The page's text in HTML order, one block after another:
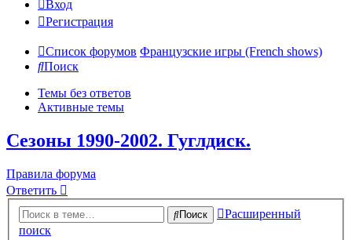
Вход
Регистрация
Список форумов Французские игры (French shows)
Поиск
Темы без ответов
Активные темы
Сезоны 1990-2002. Гуглдиск.
Правила форума
Ответить
Поиск
Расширенный
поиск